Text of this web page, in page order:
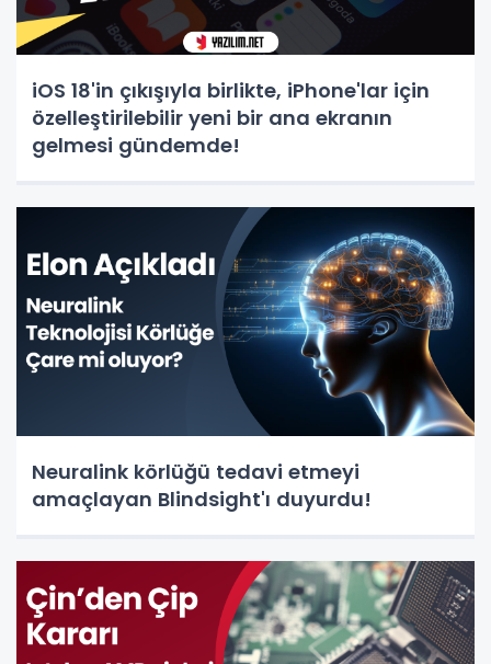
iOS 18'in çıkışıyla birlikte, iPhone'lar için
özelleştirilebilir yeni bir ana ekranın
gelmesi gündemde!
Neuralink körlüğü tedavi etmeyi
amaçlayan Blindsight'ı duyurdu!